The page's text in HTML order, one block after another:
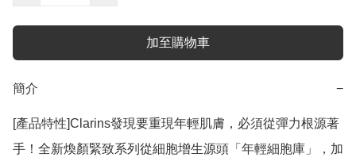
加至購物車
簡介 −
[產品特性]Clarins發現要重現年輕肌膚，必須從彈力根源著
手！全新煥顏緊致系列從細胞增生源頭「年輕細胞庫」，加